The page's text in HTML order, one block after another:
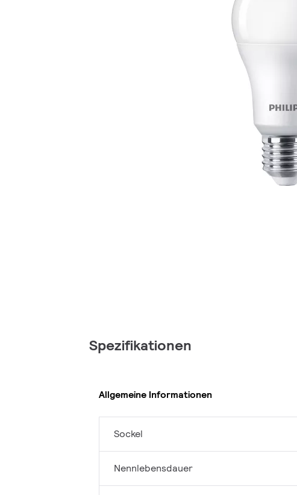
Spezifikationen
Allgemeine Informationen
Sockel
Nennlebensdauer